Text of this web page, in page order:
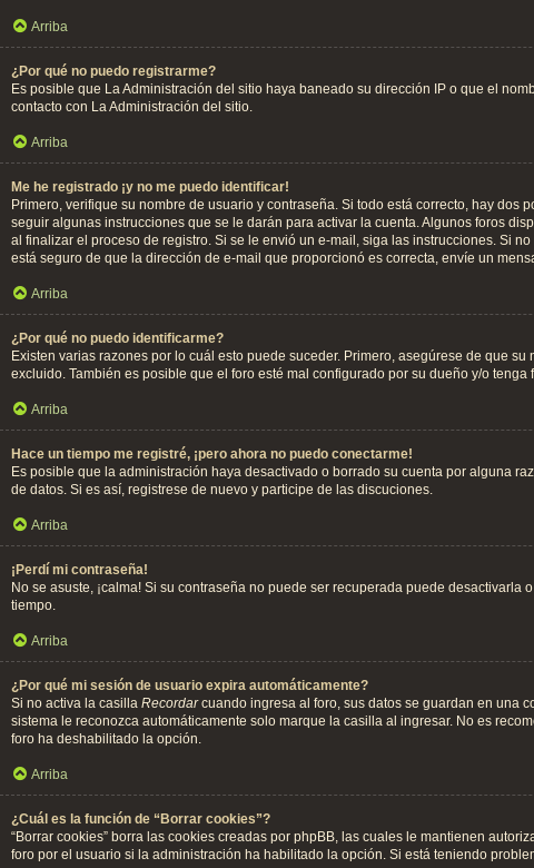
Arriba
¿Por qué no puedo registrarme?
Es posible que La Administración del sitio haya baneado su dirección IP o que el
contacto con La Administración del sitio.
Arriba
Me he registrado ¡y no me puedo identificar!
Primero, verifique su nombre de usuario y contraseña. Si todo está correcto, hay
seguir algunas instrucciones que se le darán para activar la cuenta. Algunos foros
al finalizar el proceso de registro. Si se le envió un e-mail, siga las instrucciones. Si
está seguro de que la dirección de e-mail que proporcionó es correcta, envíe un
Arriba
¿Por qué no puedo identificarme?
Existen varias razones por lo cuál esto puede suceder. Primero, asegúrese de que
excluido. También es posible que el foro esté mal configurado por su dueño y/o
Arriba
Hace un tiempo me registré, ¡pero ahora no puedo conectarme!
Es posible que la administración haya desactivado o borrado su cuenta por alguna
de datos. Si es así, registrese de nuevo y participe de las discuciones.
Arriba
¡Perdí mi contraseña!
No se asuste, ¡calma! Si su contraseña no puede ser recuperada puede
tiempo.
Arriba
¿Por qué mi sesión de usuario expira automáticamente?
Si no activa la casilla Recordarcuando ingresa al foro, sus datos se guardan en una
sistema le reconozca automáticamente solo marque la casilla al ingresar. No es
foro ha deshabilitado la opción.
Arriba
¿Cuál es la función de “Borrar cookies”?
“Borrar cookies” borra las cookies creadas por phpBB, las cuales le mantienen
foro por el usuario si la administración ha habilitado la opción. Si está teniendo